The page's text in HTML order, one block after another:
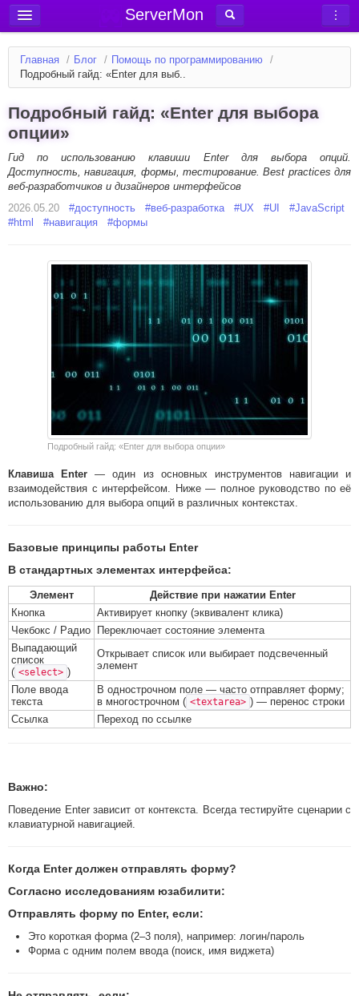
ServerMon
Добавить сервер
Мониторинг серверов
Блог
Форум
Вход в аккаунт
Главная / Блог / Помощь по программированию /
Подробный гайд: «Enter для выб..
Подробный гайд: «Enter для выбора
опции»
Гид по использованию клавиши Enter для выбора опций.
Доступность, навигация, формы, тестирование. Best practices для
веб-разработчиков и дизайнеров интерфейсов
2026.05.20
#доступность #веб-разработка #UX #UI #JavaScript
#html #навигация #формы
Подробный гайд: «Enter для выбора опции»
Клавиша Enter — один из основных инструментов навигации и
взаимодействия с интерфейсом. Ниже — полное руководство по её
использованию для выбора опций в различных контекстах.
Базовые принципы работы Enter
В стандартных элементах интерфейса:
Элемент
Действие при нажатии Enter
Кнопка
Активирует кнопку (эквивалент клика)
Чекбокс / Радио
Переключает состояние элемента
Выпадающий
список
( <select> )
Открывает список или выбирает подсвеченный
элемент
Поле ввода
текста
В однострочном поле — часто отправляет форму;
в многострочном ( <textarea> ) — перенос строки
Ссылка
Переход по ссылке
Важно:
Поведение Enter зависит от контекста. Всегда тестируйте сценарии с
клавиатурной навигацией.
Когда Enter должен отправлять форму?
Согласно исследованиям юзабилити:
Отправлять форму по Enter, если:
Это короткая форма (2–3 поля), например: логин/пароль
Форма с одним полем ввода (поиск, имя виджета)